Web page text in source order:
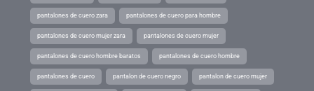
pantalones de cuero zara pantalones de cuero para hombre
pantalones de cuero mujer zara pantalones de cuero mujer
pantalones de cuero hombre baratos pantalones de cuero hombre
pantalones de cuero pantalon de cuero negro pantalon de cuero mujer